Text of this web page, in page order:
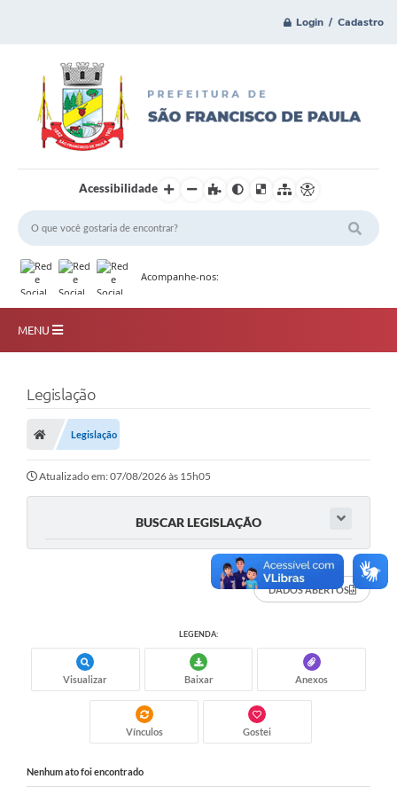
Login / Cadastro
Acessibilidade
Acompanhe-nos:
MENU
Carta de Serviços
Secretarias
A Cidade
Transparência
EMPREGA
Multimídia
Lei Geral de Proteção de dados - LGPD
Legislação
Legislação
Atualizado em: 07/08/2026 às 15h05
BUSCAR LEGISLAÇÃO
DADOS ABERTOS
LEGENDA:
Visualizar Baixar Anexos
Vínculos Gostei
Nenhum ato foi encontrado